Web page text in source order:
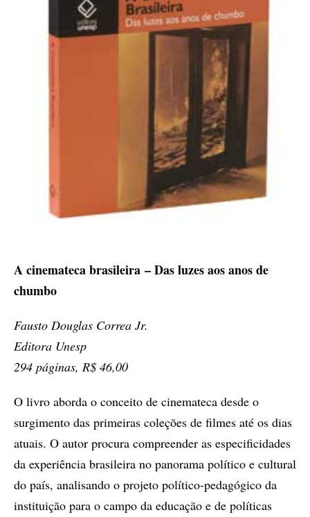
A cinemateca brasileira – Das luzes aos anos de
chumbo
Fausto Douglas Correa Jr.
Editora Unesp
294 páginas, R$ 46,00
O livro aborda o conceito de cinemateca desde o
surgimento das primeiras coleções de filmes até os dias
atuais. O autor procura compreender as especificidades
da experiência brasileira no panorama político e cultural
do país, analisando o projeto político-pedagógico da
instituição para o campo da educação e de políticas